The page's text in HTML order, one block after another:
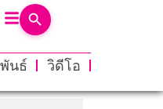
นธ์
วิดีโอ